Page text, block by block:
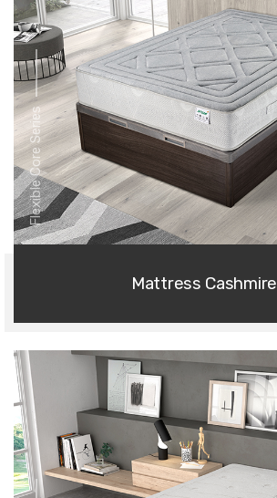
Flexible Core Series
Mattress Cashmire